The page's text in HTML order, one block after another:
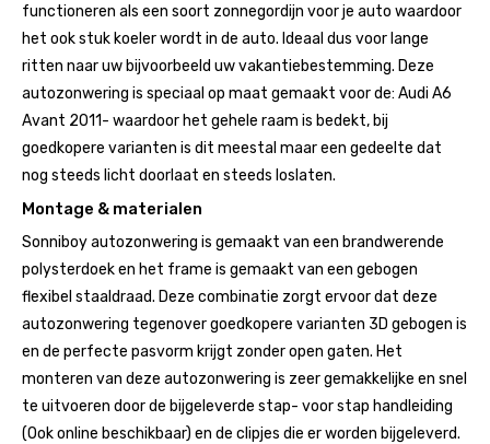
functioneren als een soort zonnegordijn voor je auto waardoor
het ook stuk koeler wordt in de auto. Ideaal dus voor lange
ritten naar uw bijvoorbeeld uw vakantiebestemming. Deze
autozonwering is speciaal op maat gemaakt voor de: Audi A6
Avant 2011- waardoor het gehele raam is bedekt, bij
goedkopere varianten is dit meestal maar een gedeelte dat
nog steeds licht doorlaat en steeds loslaten.
Montage & materialen
Sonniboy autozonwering is gemaakt van een brandwerende
polysterdoek en het frame is gemaakt van een gebogen
flexibel staaldraad. Deze combinatie zorgt ervoor dat deze
autozonwering tegenover goedkopere varianten 3D gebogen is
en de perfecte pasvorm krijgt zonder open gaten. Het
monteren van deze autozonwering is zeer gemakkelijke en snel
te uitvoeren door de bijgeleverde stap- voor stap handleiding
(Ook online beschikbaar) en de clipjes die er worden bijgeleverd.